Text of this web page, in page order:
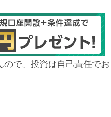
ので、投資は自己責任でお